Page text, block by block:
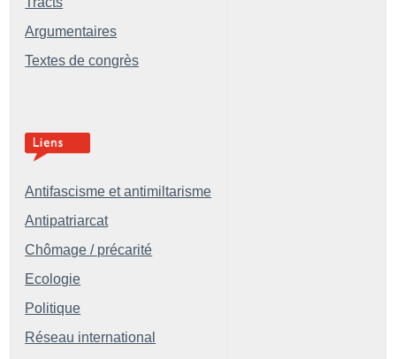
Argumentaires
Textes de congrès
Antifascisme et antimiltarisme
Antipatriarcat
Chômage / précarité
Ecologie
Politique
Réseau international